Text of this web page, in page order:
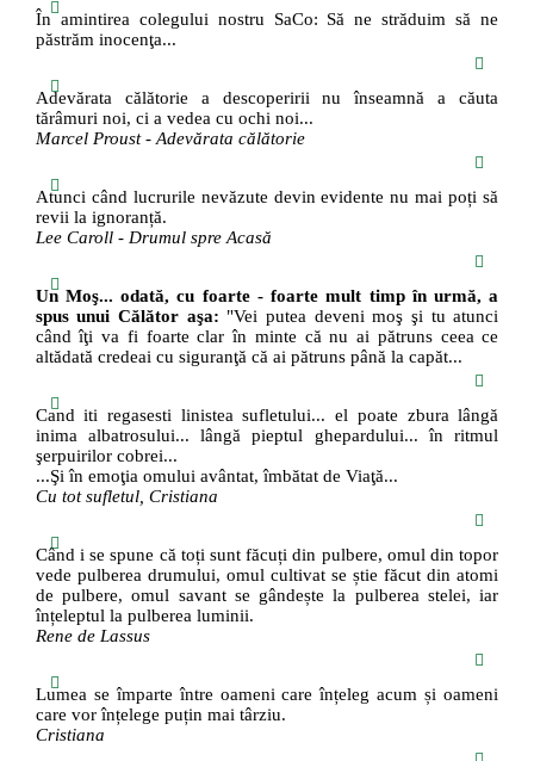
În amintirea colegului nostru SaCo: Să ne străduim să ne
păstrăm inocenţa...
Adevărata călătorie a descoperirii nu înseamnă a căuta
tărâmuri noi, ci a vedea cu ochi noi...
Marcel Proust - Adevărata călătorie
Atunci când lucrurile nevăzute devin evidente nu mai poți să
revii la ignoranță.
Lee Caroll - Drumul spre Acasă
Un Moş... odată, cu foarte - foarte mult timp în urmă, a
spus unui Călător aşa: "Vei putea deveni moş şi tu atunci
când îţi va fi foarte clar în minte că nu ai pătruns ceea ce
altădată credeai cu siguranţă că ai pătruns până la capăt...
Cand iti regasesti linistea sufletului... el poate zbura lângă
inima albatrosului... lângă pieptul ghepardului... în ritmul
şerpuirilor cobrei...
...Şi în emoţia omului avântat, îmbătat de Viaţă...
Cu tot sufletul, Cristiana
Când i se spune că toți sunt făcuți din pulbere, omul din topor
vede pulberea drumului, omul cultivat se știe făcut din atomi
de pulbere, omul savant se gândește la pulberea stelei, iar
înțeleptul la pulberea luminii.
Rene de Lassus
Lumea se împarte între oameni care înțeleg acum și oameni
care vor înțelege puțin mai târziu.
Cristiana